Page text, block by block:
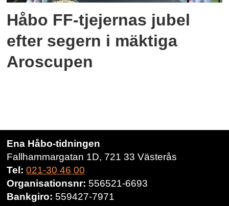
Håbo FF-tjejernas jubel
efter segern i mäktiga
Aroscupen
Ena Håbo-tidningen
Fallhammargatan 1D, 721 33 Västerås
Tel: 021-30 46 00
Organisationsnr: 556521-6693
Bankgiro: 559427-7971